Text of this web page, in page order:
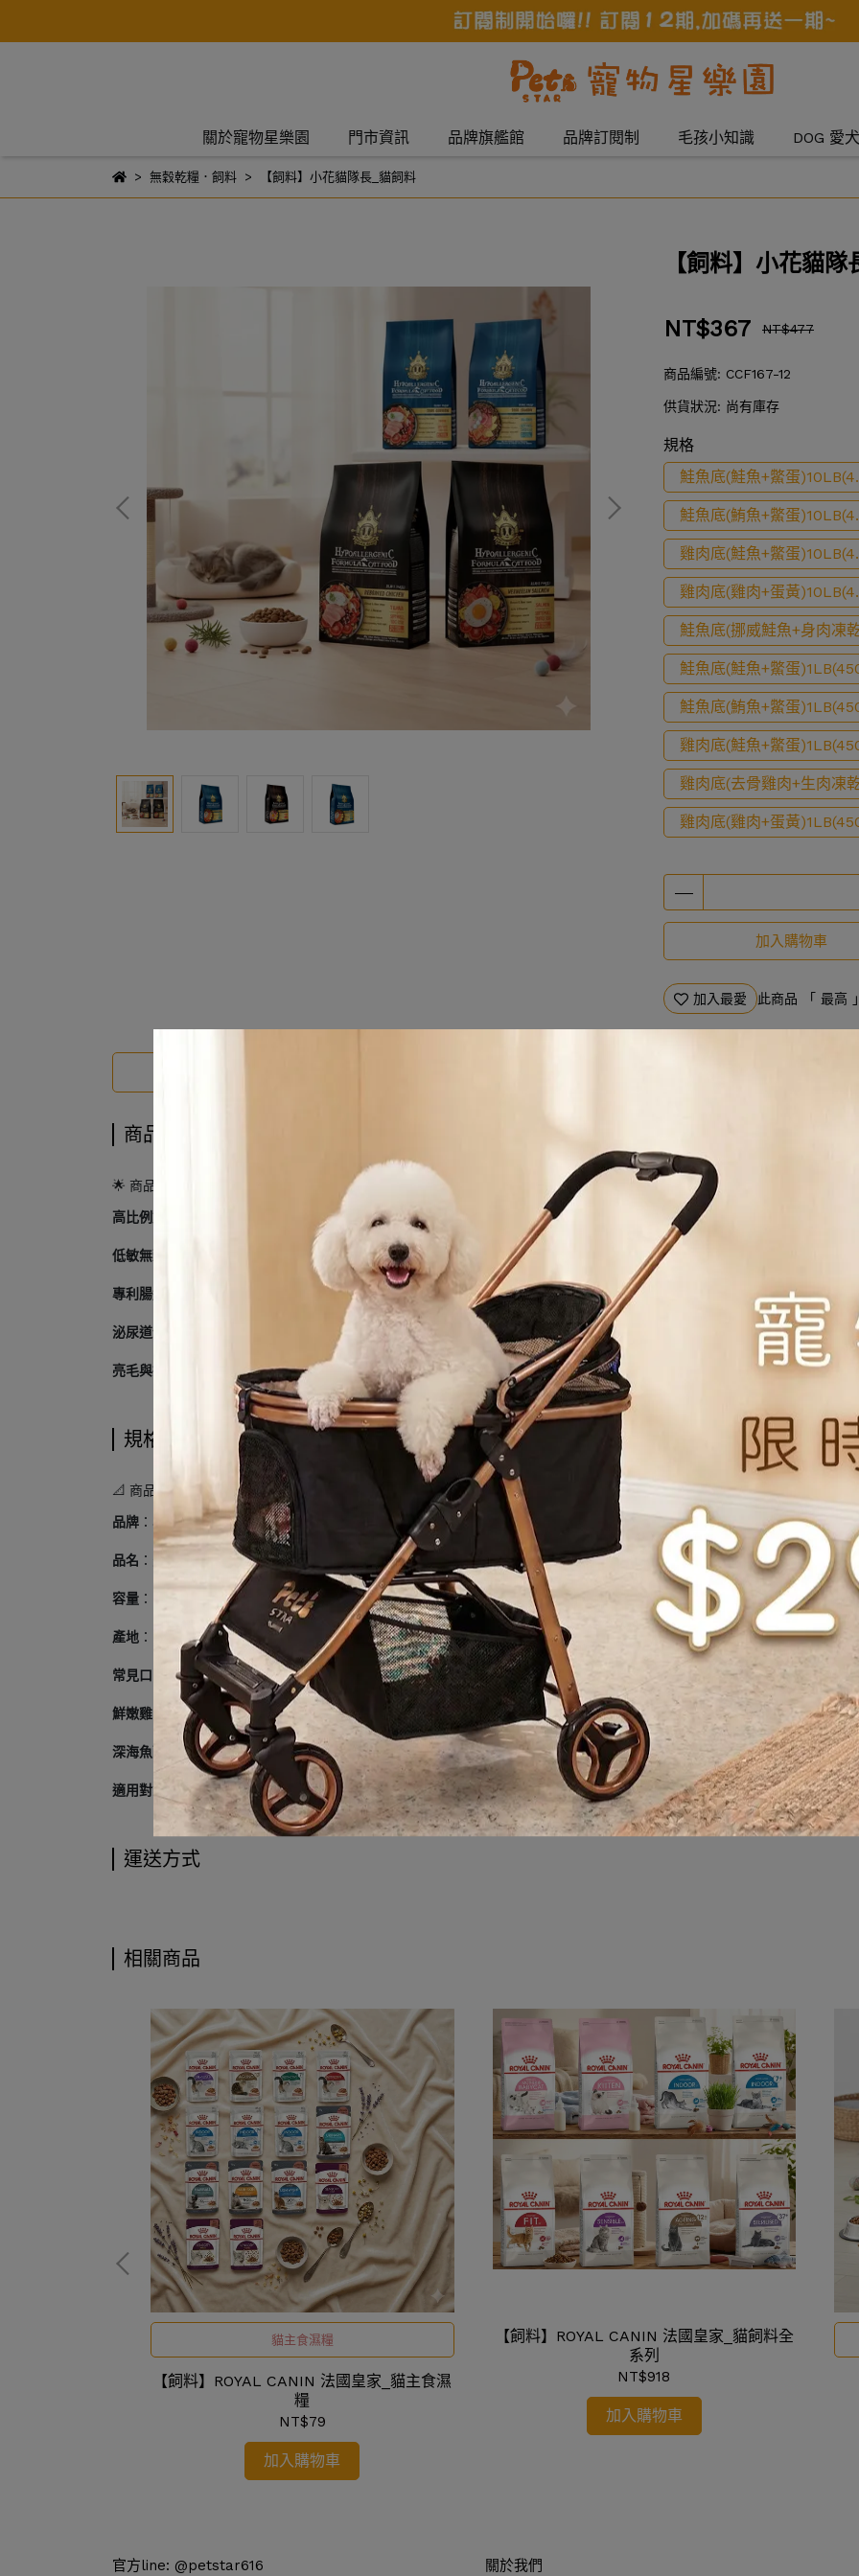
關於寵物星樂園 門市資訊 品牌旗艦館 品牌訂閱制 毛孩小知識 DOG 愛犬
無穀乾糧．飼料 【飼料】小花貓隊長_貓飼料
【飼料】小花貓
NT$367 NT$477
商品編號: CCF167-12
供貨狀況: 尚有庫存
規格
鮭魚底(鮭魚+鱉蛋
鮭魚底(鮪魚+鱉蛋
雞肉底(鮭魚+鱉蛋
雞肉底(雞肉+蛋黃
鮭魚底(挪威鮭魚+身肉凍
鮭魚底(鮭魚+鱉蛋
鮭魚底(鮪魚+鱉蛋
雞肉底(鮭魚+鱉蛋
雞肉底(去骨雞肉+生肉凍
雞肉底(雞肉+蛋黃
加入購物車
加入最愛 此商品 「 最高
商品介紹
🌟 商品介紹
高比例動物性蛋白質 ：堅持選用去骨鮮肉作為主要食材，提供充足的牛磺酸與必需胺基酸，支持貓咪的肌肉發育與心臟健康。
低敏無穀設計 ：排除大豆、玉米、小麥等高致敏性穀類，改用好消化的優質碳水來源，能減輕腸胃負擔並降低皮膚敏感的機率
專利腸道益生菌 ：添加耐酸鹼的益生菌與天然膳食纖維，幫助維持腸道菌叢平衡，解決貓奴最頭痛的便便臭味問題。
泌尿道健康護理 ：精確調整礦物質比例（低鎂、低磷、低鈣），幫助維持理想的尿液 pH 值，預防室內貓常見的泌尿道結石困
亮毛與抗氧化配方 ：內含深海魚油、鱉蛋粉與多種維生素，能滋潤皮膚並增加毛髮光澤，同時強化身體的天然抵抗力。
規格說明
📐 商品規格
品牌 ：小花貓隊長 Captain Flower
品名 ：天然全齡貓糧系列
容量 ：常見規格有 1.5kg / 3kg / 6kg
產地 ：台灣
常見口味 ：
鮮嫩雞肉配方（基礎高蛋白，適口性最穩定）
深海魚配方 （鮭魚＋鮪魚，富含 Omega-3 呵護皮毛）
適用對象 ：幼貓、成貓、熟齡貓皆可食用。
運送方式
相關商品
貓主食濕糧
【飼料】ROYAL CANIN 法國皇家_貓主食濕
糧
NT$79
加入購物車
【飼料】ROYAL CANIN 法國皇家_貓飼料全
系列
NT$918
加入購物車
官方line: @petstar616 關於我們